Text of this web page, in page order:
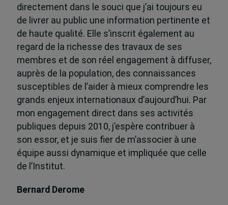
directement dans le souci que j’ai toujours eu
de livrer au public une information pertinente et
de haute qualité. Elle s’inscrit également au
regard de la richesse des travaux de ses
membres et de son réel engagement à diffuser,
auprès de la population, des connaissances
susceptibles de l’aider à mieux comprendre les
grands enjeux internationaux d’aujourd’hui. Par
mon engagement direct dans ses activités
publiques depuis 2010, j’espère contribuer à
son essor, et je suis fier de m’associer à une
équipe aussi dynamique et impliquée que celle
de l’Institut.
Bernard Derome